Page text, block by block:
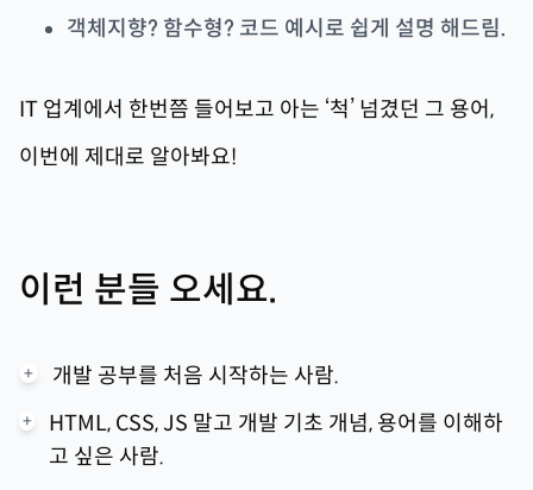
객체지향? 함수형? 코드 예시로 쉽게 설명 해드림.
IT 업계에서 한번쯤 들어보고 아는 ‘척’ 넘겼던 그 용어,
이번에 제대로 알아봐요!
이런 분들 오세요.
+ 개발 공부를 처음 시작하는 사람.
+
HTML, CSS, JS 말고 개발 기초 개념, 용어를 이해하
고 싶은 사람.